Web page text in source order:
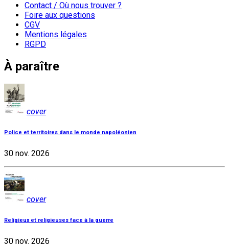
Contact / Où nous trouver ?
Foire aux questions
CGV
Mentions légales
RGPD
À paraître
cover
Police et territoires dans le monde napoléonien
30 nov. 2026
cover
Religieux et religieuses face à la guerre
30 nov. 2026